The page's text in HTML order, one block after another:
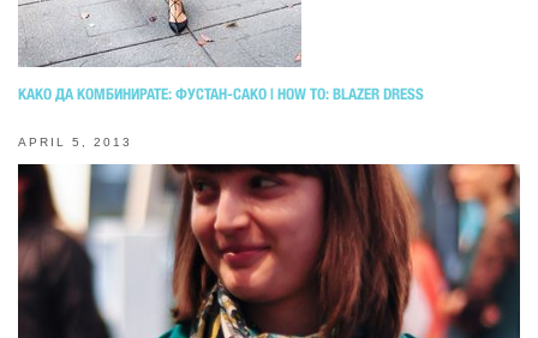
КАКО ДА КОМБИНИРАТЕ: ФУСТАН-САКО | HOW TO: BLAZER DRESS
APRIL 5, 2013